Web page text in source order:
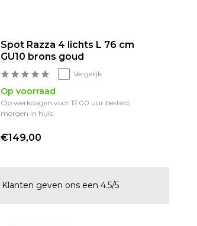
Spot Razza 4 lichts L 76 cm
GU10 brons goud
Vergelijk
Op voorraad
Op werkdagen voor 17.00 uur besteld,
morgen in huis
€149,00
Klanten geven ons een 4.5/5